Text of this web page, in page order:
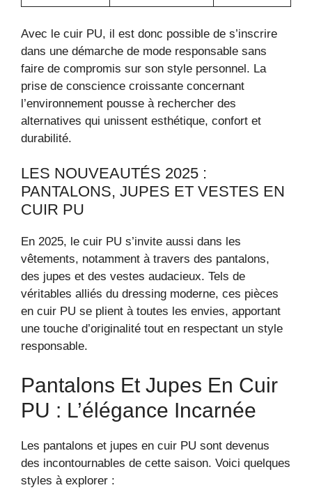
Avec le cuir PU, il est donc possible de s’inscrire
dans une démarche de mode responsable sans
faire de compromis sur son style personnel. La
prise de conscience croissante concernant
l’environnement pousse à rechercher des
alternatives qui unissent esthétique, confort et
durabilité.
LES NOUVEAUTÉS 2025 :
PANTALONS, JUPES ET VESTES EN
CUIR PU
En 2025, le cuir PU s’invite aussi dans les
vêtements, notamment à travers des pantalons,
des jupes et des vestes audacieux. Tels de
véritables alliés du dressing moderne, ces pièces
en cuir PU se plient à toutes les envies, apportant
une touche d’originalité tout en respectant un style
responsable.
Pantalons Et Jupes En Cuir
PU : L’élégance Incarnée
Les pantalons et jupes en cuir PU sont devenus
des incontournables de cette saison. Voici quelques
styles à explorer :